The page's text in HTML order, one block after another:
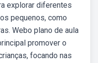
explorar diferentes
pequenos, como
Webo plano de aula
promover o
focando nas